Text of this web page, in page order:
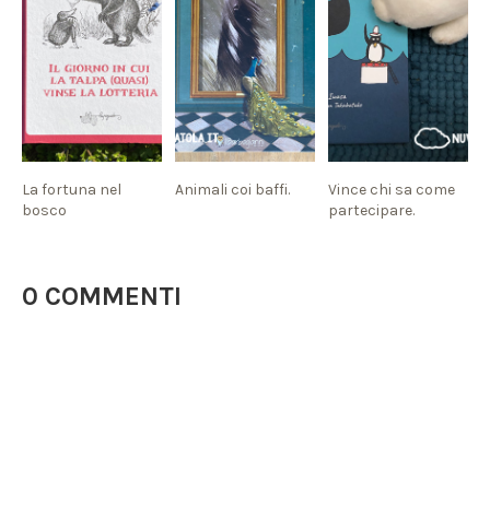
La fortuna nel
bosco
Animali coi baffi.
Vince chi sa come
partecipare.
0 COMMENTI